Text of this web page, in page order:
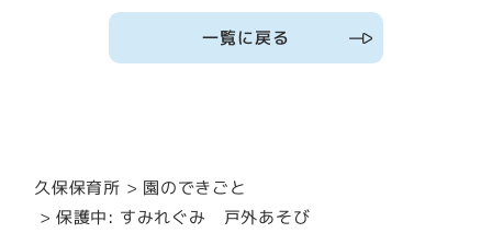
一覧に戻る
久保保育所 園のできごと
保護中: すみれぐみ 戸外あそび